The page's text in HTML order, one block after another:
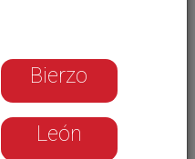
Bierzo
León